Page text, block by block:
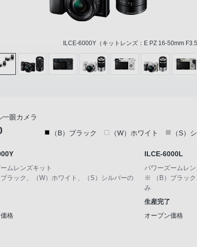
ILCE-6000Y（キットレンズ：E PZ 16-50mm
一眼カメラ
（B）ブラック （W）ホワイト （S）
ムレンズキット
ラック、（W）ホワイト、（S）シルバーの
格
ILCE-6000L
パワーズームレン
※ （B）ブラック
み
生産完了
オープン価格